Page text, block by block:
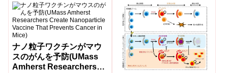
Feasibility, Safety,
Immune Activation)
ナノ粒子ワクチンがマウ
スのがんを予防(UMass
Amherst Researchers